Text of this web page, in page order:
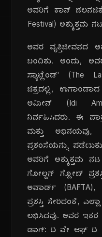
ಅವರಿಗೆ ಕಾನ್
Festival) ಅತ್ಯುತ್ತಮ
ಅವರ ವೃತ್ತಿಜೀವನದ
ಬಂದಿತು. ಅಂದು,
ಸ್ಕಾಟ್ಲೆಂಡ್' (The
ಚಿತ್ರದಲ್ಲಿ,
ಅಮೀನ್ (Idi
ನಿರ್ವಹಿಸಿದರು. ಈ
ಮತ್ತು ಅಭಿನಯವು,
ಪ್ರಶಂಸೆಯನ್ನು
ಅವರಿಗೆ ಅತ್ಯುತ್ತಮ
ಗೋಲ್ಡನ್ ಗ್ಲೋಬ್
ಅವಾರ್ಡ್ (BAFTA),
ಪ್ರಶಸ್ತಿ ಸೇರಿದಂತೆ,
ಲಭಿಸಿದವು. ಅವರ ಇತರ
ಡಾಗ್: ದಿ ವೇ ಆಫ್ ದಿ